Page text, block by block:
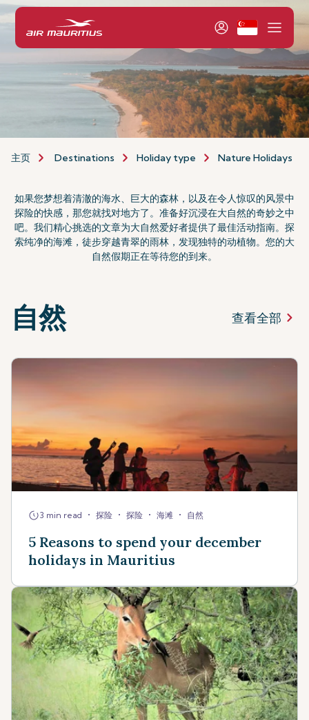
主页 Destinations Holiday type Nature Holidays
如果您梦想着清澈的海水、巨大的森林，以及在令人惊叹的风景中
探险的快感，那您就找对地方了。准备好沉浸在大自然的奇妙之中
吧。我们精心挑选的文章为大自然爱好者提供了最佳活动指南。探
索纯净的海滩，徒步穿越青翠的雨林，发现独特的动植物。您的大
自然假期正在等待您的到来。
自然 查看全部
3 min read • 探险 • 探险 • 海滩 • 自然
5 Reasons to spend your december
holidays in Mauritius